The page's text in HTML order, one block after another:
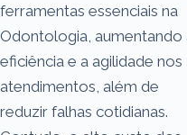
ferramentas essenciais na
Odontologia, aumentando
eficiência e a agilidade nos
atendimentos, além de
reduzir falhas cotidianas.